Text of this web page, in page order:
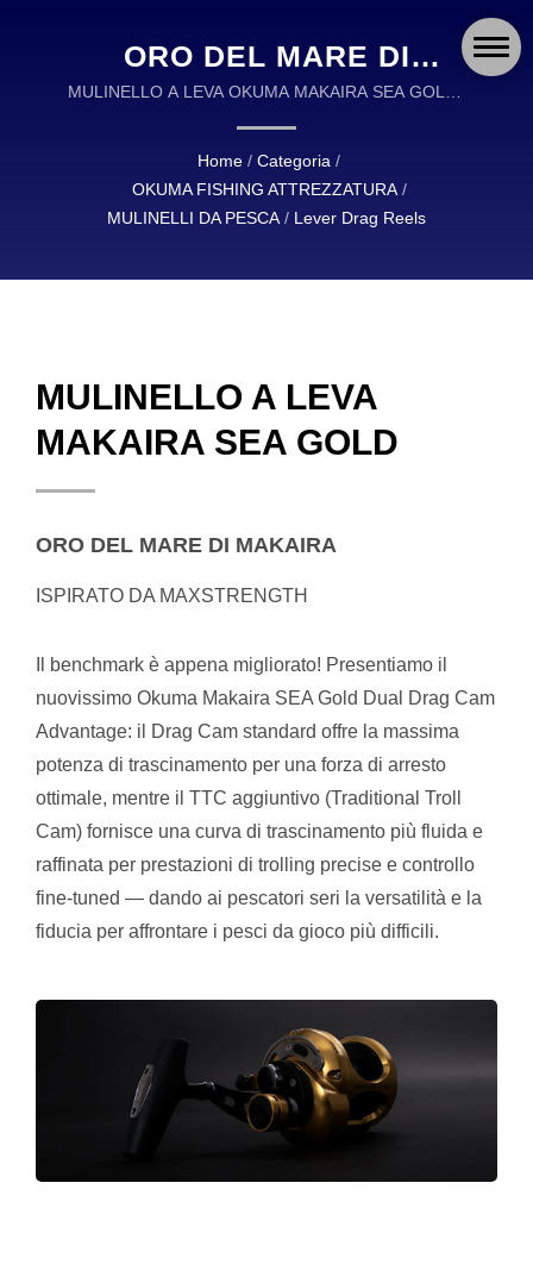
ORO DEL MARE DI
MAKAIRA | OKUMA
FISHING: ATTREZZATURA
DUREVOLE E
AFFIDABILE PER
MULINELLO A LEVA OKUMA MAKAIRA SEA GOLD |
Home / Categoria /
OKUMA FISHING ATTREZZATURA /
MULINELLI DA PESCA / Lever Drag Reels
MULINELLO A LEVA
MAKAIRA SEA GOLD
ORO DEL MARE DI MAKAIRA
ISPIRATO DA MAXSTRENGTH
Il benchmark è appena migliorato! Presentiamo il
nuovissimo Okuma Makaira SEA Gold Dual Drag Cam
Advantage: il Drag Cam standard offre la massima
potenza di trascinamento per una forza di arresto
ottimale, mentre il TTC aggiuntivo (Traditional Troll
Cam) fornisce una curva di trascinamento più fluida e
raffinata per prestazioni di trolling precise e controllo
fine-tuned — dando ai pescatori seri la versatilità e la
fiducia per affrontare i pesci da gioco più difficili.